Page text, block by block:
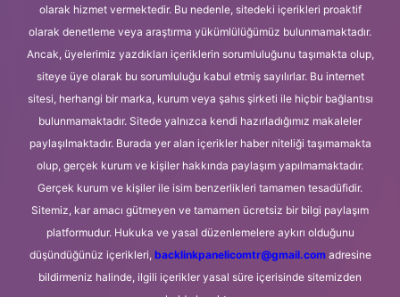
olarak hizmet vermektedir. Bu nedenle, sitedeki içerikleri proaktif
olarak denetleme veya araştırma yükümlülüğümüz bulunmamaktadır.
Ancak, üyelerimiz yazdıkları içeriklerin sorumluluğunu taşımakta olup,
siteye üye olarak bu sorumluluğu kabul etmiş sayılırlar. Bu internet
sitesi, herhangi bir marka, kurum veya şahıs şirketi ile hiçbir bağlantısı
bulunmamaktadır. Sitede yalnızca kendi hazırladığımız makaleler
paylaşılmaktadır. Burada yer alan içerikler haber niteliği taşımamakta
olup, gerçek kurum ve kişiler hakkında paylaşım yapılmamaktadır.
Gerçek kurum ve kişiler ile isim benzerlikleri tamamen tesadüfidir.
Sitemiz, kar amacı gütmeyen ve tamamen ücretsiz bir bilgi paylaşım
platformudur. Hukuka ve yasal düzenlemelere aykırı olduğunu
düşündüğünüz içerikleri, backlinkpanelicomtr@gmail.comadresine
bildirmeniz halinde, ilgili içerikler yasal süre içerisinde sitemizden